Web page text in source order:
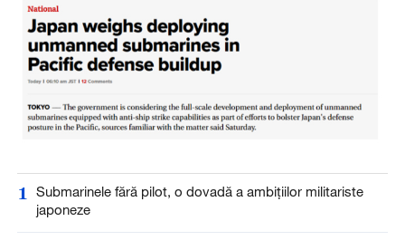
1
Submarinele fără pilot, o dovadă a ambițiilor militariste
japoneze